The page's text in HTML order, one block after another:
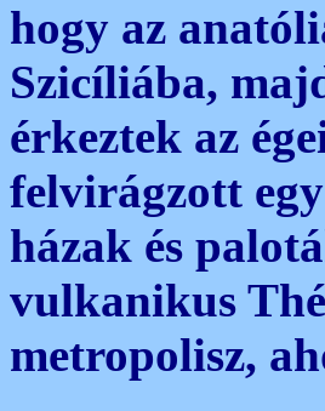
hogy az
Szicíliába,
érkeztek az
felvirágzott
házak és
vulkanikus
metropolisz,